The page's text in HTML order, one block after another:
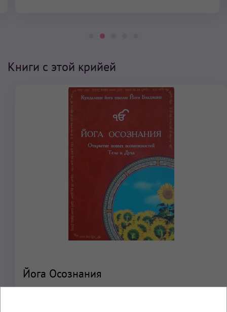
Книги с этой крийей
Йога Осознания
Открытие новых возможностей Тела и Духа